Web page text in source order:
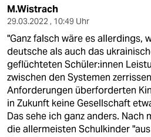
M.Wistrach
29.03.2022 , 10:49 Uhr
"Ganz falsch wäre es allerdings,
deutsche als auch das
geflüchteten Schü­le­r:in­nen
zwischen den Systemen
Anforderungen überforderten
in Zukunft keine Gesellschaft
Das sehe ich ganz anders. Nach
die allermeisten Schulkinder